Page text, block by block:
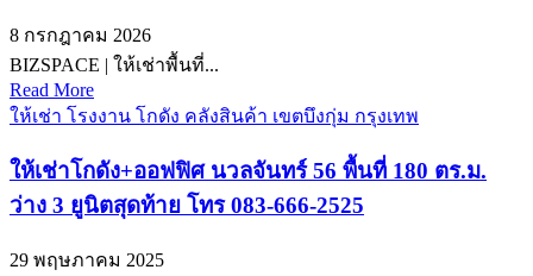
8 กรกฎาคม 2026
BIZSPACE | ให้เช่าพื้นที่...
Read More
ให้เช่า โรงงาน โกดัง คลังสินค้า เขตบึงกุ่ม กรุงเทพ
ให้เช่าโกดัง+ออฟฟิศ นวลจันทร์ 56 พื้นที่ 180 ตร.ม.
ว่าง 3 ยูนิตสุดท้าย โทร 083-666-2525
29 พฤษภาคม 2025